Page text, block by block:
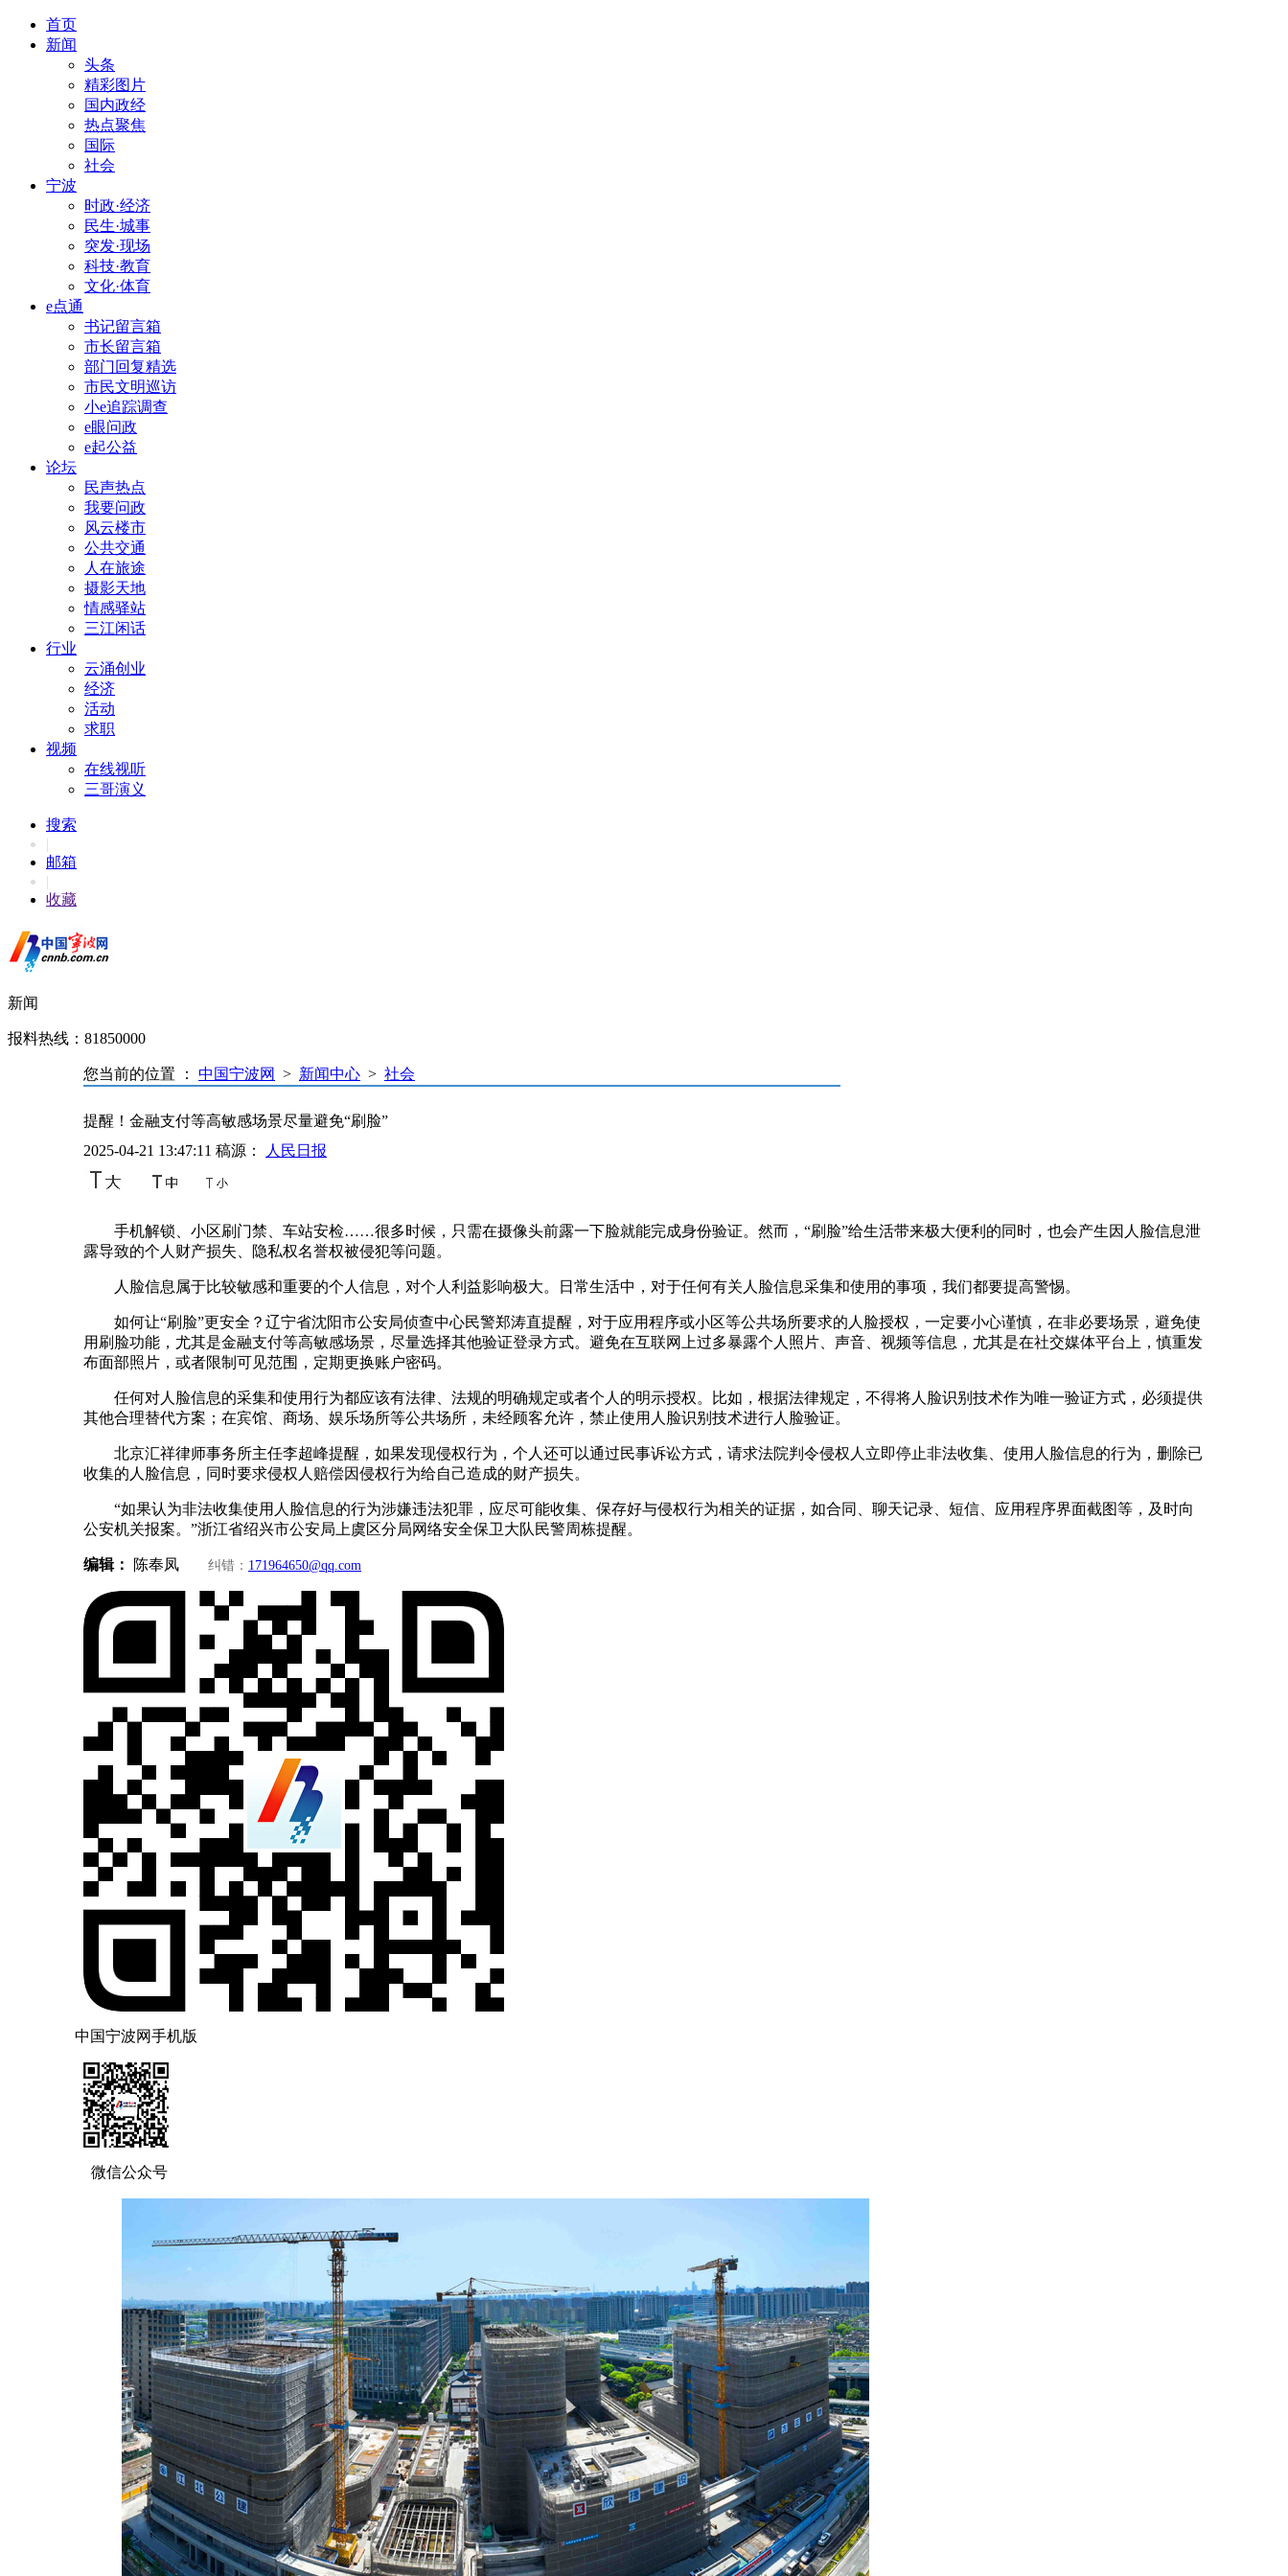
首页
新闻
头条
精彩图片
国内政经
热点聚焦
国际
社会
宁波
时政·经济
民生·城事
突发·现场
科技·教育
文化·体育
e点通
书记留言箱
市长留言箱
部门回复精选
市民文明巡访
小e追踪调查
e眼问政
e起公益
论坛
民声热点
我要问政
风云楼市
公共交通
人在旅途
摄影天地
情感驿站
三江闲话
行业
云涌创业
经济
活动
求职
视频
在线视听
三哥演义
搜索
|
邮箱
|
收藏
新闻
报料热线：81850000
您当前的位置 ： 中国宁波网 > 新闻中心 > 社会
提醒！金融支付等高敏感场景尽量避免“刷脸”
2025-04-21 13:47:11 稿源： 人民日报
手机解锁、小区刷门禁、车站安检……很多时候，只需在摄像头前露一下脸就能完成身份验证。然而，“刷脸”给生活带来极大便利的同时，也会产生因人脸信息泄
露导致的个人财产损失、隐私权名誉权被侵犯等问题。
人脸信息属于比较敏感和重要的个人信息，对个人利益影响极大。日常生活中，对于任何有关人脸信息采集和使用的事项，我们都要提高警惕。
如何让“刷脸”更安全？辽宁省沈阳市公安局侦查中心民警郑涛直提醒，对于应用程序或小区等公共场所要求的人脸授权，一定要小心谨慎，在非必要场景，避免使
用刷脸功能，尤其是金融支付等高敏感场景，尽量选择其他验证登录方式。避免在互联网上过多暴露个人照片、声音、视频等信息，尤其是在社交媒体平台上，慎重发
布面部照片，或者限制可见范围，定期更换账户密码。
任何对人脸信息的采集和使用行为都应该有法律、法规的明确规定或者个人的明示授权。比如，根据法律规定，不得将人脸识别技术作为唯一验证方式，必须提供
其他合理替代方案；在宾馆、商场、娱乐场所等公共场所，未经顾客允许，禁止使用人脸识别技术进行人脸验证。
北京汇祥律师事务所主任李超峰提醒，如果发现侵权行为，个人还可以通过民事诉讼方式，请求法院判令侵权人立即停止非法收集、使用人脸信息的行为，删除已
收集的人脸信息，同时要求侵权人赔偿因侵权行为给自己造成的财产损失。
“如果认为非法收集使用人脸信息的行为涉嫌违法犯罪，应尽可能收集、保存好与侵权行为相关的证据，如合同、聊天记录、短信、应用程序界面截图等，及时向
公安机关报案。”浙江省绍兴市公安局上虞区分局网络安全保卫大队民警周栋提醒。
编辑： 陈奉凤 纠错： 171964650@qq.com
中国宁波网手机版
微信公众号